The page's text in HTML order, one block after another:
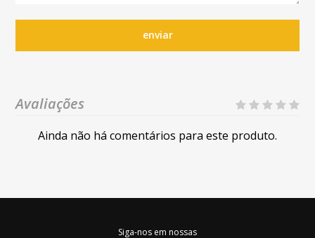
enviar
Avaliações
Ainda não há comentários para este produto.
Siga-nos em nossas